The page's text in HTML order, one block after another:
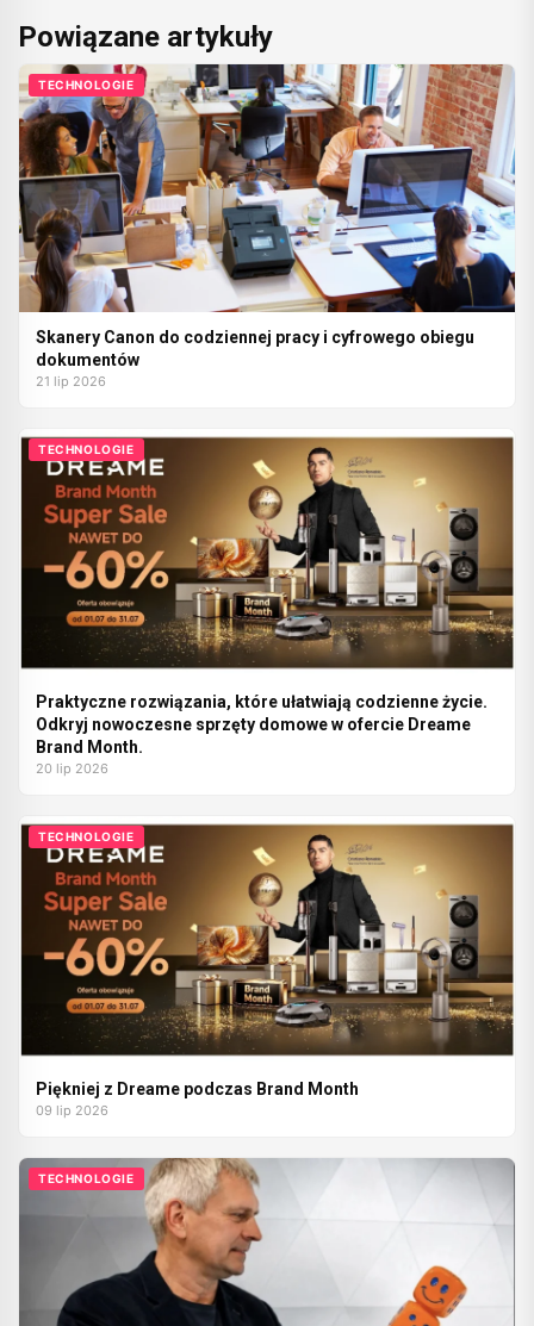
Powiązane artykuły
TECHNOLOGIE
Skanery Canon do codziennej pracy i cyfrowego obiegu
dokumentów
21 lip 2026
TECHNOLOGIE
Praktyczne rozwiązania, które ułatwiają codzienne życie.
Odkryj nowoczesne sprzęty domowe w ofercie Dreame
Brand Month.
20 lip 2026
TECHNOLOGIE
Piękniej z Dreame podczas Brand Month
09 lip 2026
TECHNOLOGIE